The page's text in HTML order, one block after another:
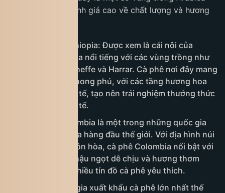
nổi tiếng, được đánh giá cao về chất lượng và hương
Cao nguyên Ethiopia: Được xem là cái nôi của
Arabica, Ethiopia nổi tiếng với các vùng trồng như
Sidamo, Yirgacheffe và Harrar. Cà phê nơi đây mang
đến hương vị phong phú, với các tầng hương hoa
quả và hoa tinh tế, tạo nên trải nghiệm thưởng thức
độc đáo và tinh tế.
Colombia: Colombia là một trong những quốc gia
sản xuất Arabica hàng đầu thế giới. Với địa hình núi
non và khí hậu ôn hòa, cà phê Colombia nổi bật với
vị chua thanh, hậu ngọt dễ chịu và hương thơm
đậm đà, được nhiều tín đồ cà phê yêu thích.
Brazil: Là quốc gia xuất khẩu cà phê lớn nhất thế